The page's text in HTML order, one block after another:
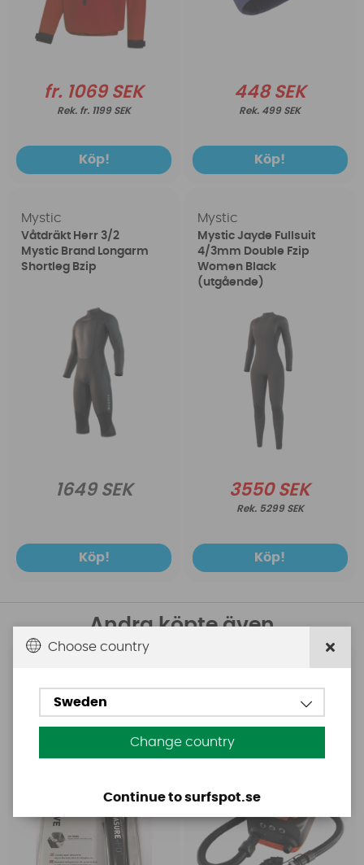
fr. 1069 SEK
fr. 1199 SEK
Köp!
448 SEK
499 SEK
Köp!
Mystic
Våtdräkt Herr 3/2
Mystic Brand Longarm
Shortleg Bzip
1649 SEK
Köp!
Mystic
Mystic Jayde Fullsuit
4/3mm Double Fzip
Women Black
(utgående)
3550 SEK
5299 SEK
Köp!
Andra köpte även
Aquasure FD
Base Rechargeable
Choose country
Sweden
Change country
Continue to surfspot.se